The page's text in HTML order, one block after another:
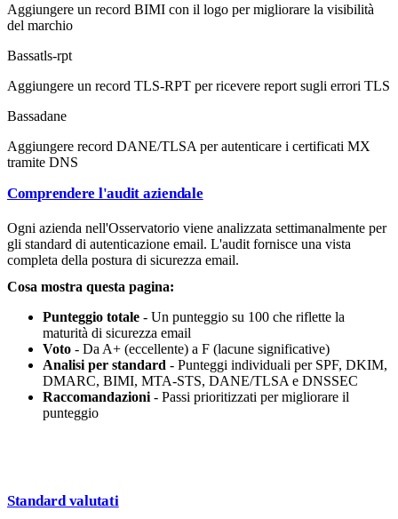
Aggiungere un record BIMI con il logo per migliorare la visibilità
del marchio
Bassatls-rpt
Aggiungere un record TLS-RPT per ricevere report sugli errori TLS
Bassadane
Aggiungere record DANE/TLSA per autenticare i certificati MX
tramite DNS
Comprendere l'audit aziendale
Ogni azienda nell'Osservatorio viene analizzata settimanalmente per
gli standard di autenticazione email. L'audit fornisce una vista
completa della postura di sicurezza email.
Cosa mostra questa pagina:
Punteggio totale - Un punteggio su 100 che riflette la
maturità di sicurezza email
Voto - Da A+ (eccellente) a F (lacune significative)
Analisi per standard - Punteggi individuali per SPF, DKIM,
DMARC, BIMI, MTA-STS, DANE/TLSA e DNSSEC
Raccomandazioni - Passi prioritizzati per migliorare il
punteggio
Standard valutati